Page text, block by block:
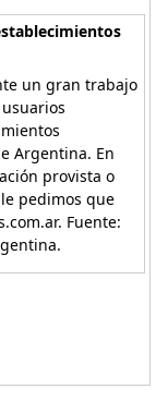
un gran trabajo
Argentina. En
provista o
pedimos que
Fuente: